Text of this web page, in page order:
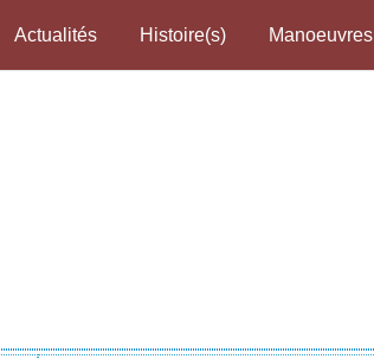
Actualités Histoire(s) Manoeuvres